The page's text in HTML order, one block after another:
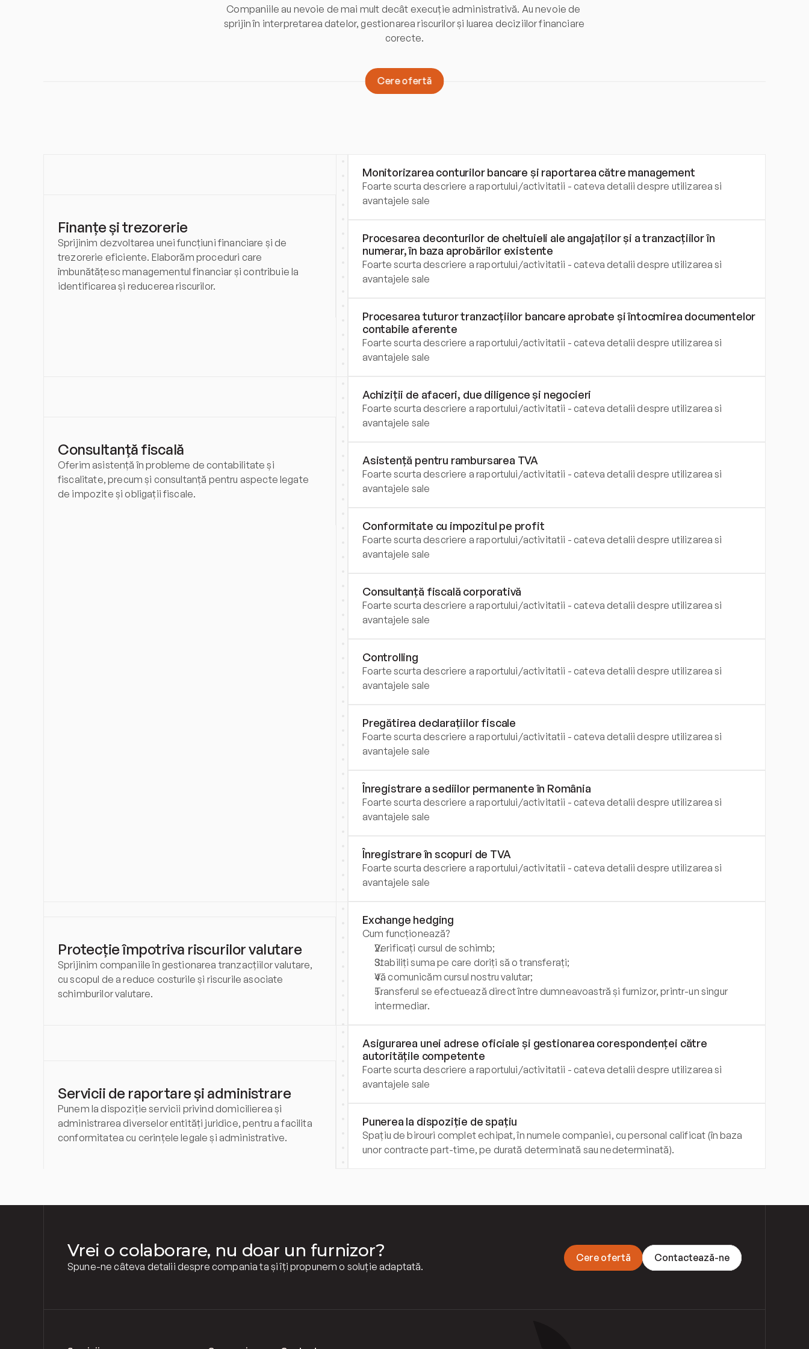
Companiile au nevoie de mai mult decât execuție administrativă. Au nevoie de
sprijin în interpretarea datelor, gestionarea riscurilor și luarea deciziilor financiare
corecte.
Cereofertă
Finanțe și trezorerie
Sprijinim dezvoltarea unei funcțiuni financiare și de
trezorerie eficiente. Elaborăm proceduri care
îmbunătățesc managementul financiar și contribuie la
identificarea și reducerea riscurilor.
Monitorizarea conturilor bancare și raportarea către management
Foarte scurta descriere a raportului/activitatii - cateva detalii despre utilizarea si
avantajele sale
Procesarea deconturilor de cheltuieli ale angajaților și a tranzacțiilor în
numerar, în baza aprobărilor existente
Foarte scurta descriere a raportului/activitatii - cateva detalii despre utilizarea si
avantajele sale
Procesarea tuturor tranzacțiilor bancare aprobate și întocmirea documentelor
contabile aferente
Foarte scurta descriere a raportului/activitatii - cateva detalii despre utilizarea si
avantajele sale
Consultanță fiscală
Oferim asistență în probleme de contabilitate și
fiscalitate, precum și consultanță pentru aspecte legate
de impozite și obligații fiscale.
Achiziții de afaceri, due diligence și negocieri
Foarte scurta descriere a raportului/activitatii - cateva detalii despre utilizarea si
avantajele sale
Asistență pentru rambursarea TVA
Foarte scurta descriere a raportului/activitatii - cateva detalii despre utilizarea si
avantajele sale
Conformitate cu impozitul pe profit
Foarte scurta descriere a raportului/activitatii - cateva detalii despre utilizarea si
avantajele sale
Consultanță fiscală corporativă
Foarte scurta descriere a raportului/activitatii - cateva detalii despre utilizarea si
avantajele sale
Controlling
Foarte scurta descriere a raportului/activitatii - cateva detalii despre utilizarea si
avantajele sale
Pregătirea declarațiilor fiscale
Foarte scurta descriere a raportului/activitatii - cateva detalii despre utilizarea si
avantajele sale
Înregistrare a sediilor permanente în România
Foarte scurta descriere a raportului/activitatii - cateva detalii despre utilizarea si
avantajele sale
Înregistrare în scopuri de TVA
Foarte scurta descriere a raportului/activitatii - cateva detalii despre utilizarea si
avantajele sale
Protecție împotriva riscurilor valutare
Sprijinim companiile în gestionarea tranzacțiilor valutare,
cu scopul de a reduce costurile și riscurile asociate
schimburilor valutare.
Exchange hedging
Cum funcționează?
Verificați cursul de schimb;
Stabiliți suma pe care doriți să o transferați;
Vă comunicăm cursul nostru valutar;
Transferul se efectuează direct între dumneavoastră și furnizor, printr-un singur
intermediar.
Servicii de raportare și administrare
Punem la dispoziție servicii privind domicilierea și
administrarea diverselor entități juridice, pentru a facilita
conformitatea cu cerințele legale și administrative.
Asigurarea unei adrese oficiale și gestionarea corespondenței către
autoritățile competente
Foarte scurta descriere a raportului/activitatii - cateva detalii despre utilizarea si
avantajele sale
Punerea la dispoziție de spațiu
Spațiu de birouri complet echipat, în numele companiei, cu personal calificat (în baza
unor contracte part-time, pe durată determinată sau nedeterminată).
Vrei o colaborare, nu doar un furnizor?
Spune-ne câteva detalii despre compania ta și îți propunem o soluție adaptată.
Cere ofertă Contactează-ne